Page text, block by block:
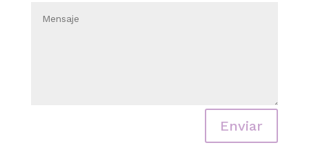
Enviar